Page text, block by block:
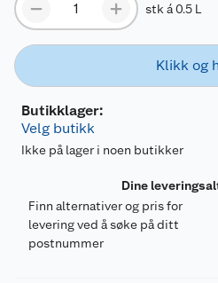
stk á 0.5 L
Klikk og
Butikklager:
Velg butikk
Ikke på lager i noen butikker
Dine
Finn alternativer og pris for
levering ved å søke på ditt
postnummer